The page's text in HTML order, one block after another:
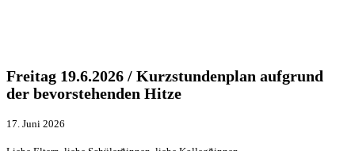
Freitag 19.6.2026 / Kurzstundenplan aufgrund
der bevorstehenden Hitze
17. Juni 2026